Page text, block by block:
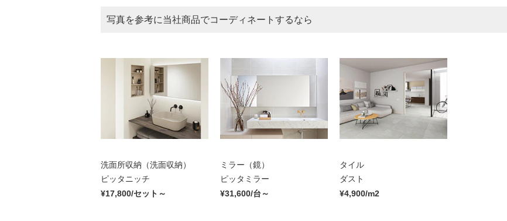
写真を参考に当社商品でコーディネートするなら
洗面所収納（洗面収納）
ピッタニッチ
¥17,800/セット～
ミラー（鏡）
ピッタミラー
¥31,600/台～
タイル
ダスト
¥4,900/m2